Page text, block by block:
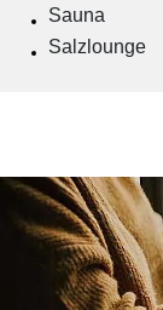
Sauna
Salzlounge